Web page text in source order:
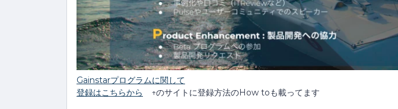
​​​Gainstarプログラムに関して
登録はこちらから
↑のサイトに登録方法のHow toも載ってます